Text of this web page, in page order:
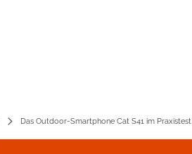
Das Outdoor-Smartphone Cat S41 im Praxistest